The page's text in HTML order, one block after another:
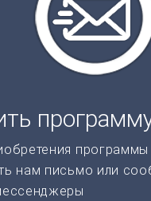
нам письмо или